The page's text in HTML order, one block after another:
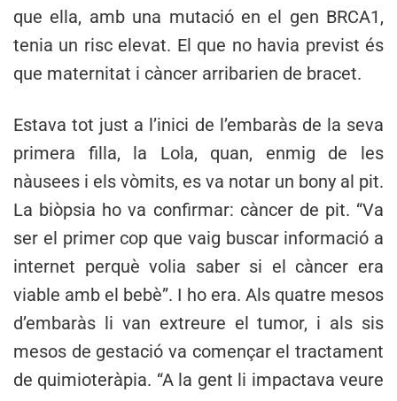
que ella, amb una mutació en el gen BRCA1,
tenia un risc elevat. El que no havia previst és
que maternitat i càncer arribarien de bracet.
Estava tot just a l’inici de l’embaràs de la seva
primera filla, la Lola, quan, enmig de les
nàusees i els vòmits, es va notar un bony al pit.
La biòpsia ho va confirmar: càncer de pit. “Va
ser el primer cop que vaig buscar informació a
internet perquè volia saber si el càncer era
viable amb el bebè”. I ho era. Als quatre mesos
d’embaràs li van extreure el tumor, i als sis
mesos de gestació va començar el tractament
de quimioteràpia. “A la gent li impactava veure